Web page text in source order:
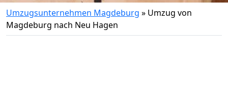
Umzugsunternehmen Magdeburg » Umzug von
Magdeburg nach Neu Hagen